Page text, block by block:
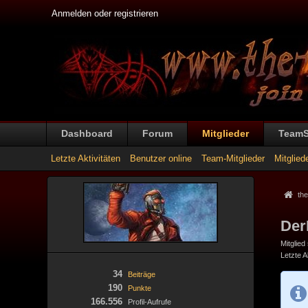
Anmelden oder registrieren
Dashboard Forum Mitglieder
Letzte Aktivitäten Benutzer online Team-Mitglieder
Beiträge
34
Punkte
190
Profil-Aufrufe
166.556
Mitglied
Letzte